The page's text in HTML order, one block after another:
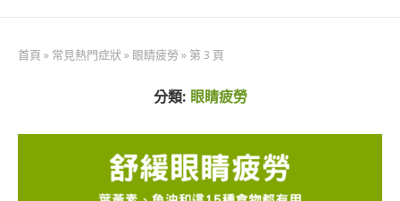
首頁 » 常見熱門症狀» 眼睛疲勞 » 第 3 頁
分類: 眼睛疲勞